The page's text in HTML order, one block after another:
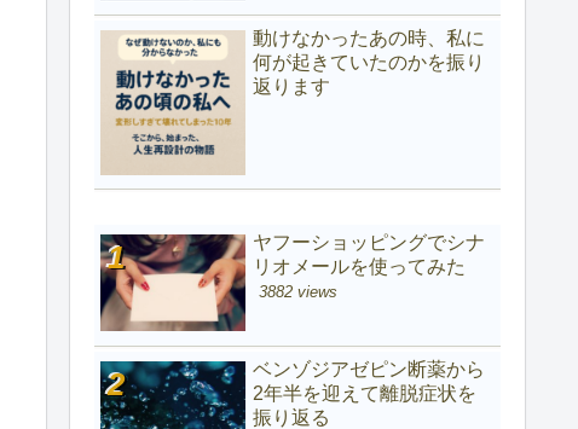
動けなかったあの時、私に
何が起きていたのかを振り
返ります
ヤフーショッピングでシナ
リオメールを使ってみた
3882 views
ベンゾジアゼピン断薬から
2年半を迎えて離脱症状を
振り返る